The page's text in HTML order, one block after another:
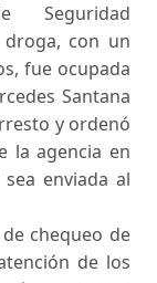
Seguridad
droga, con un
fue ocupada
Santana
y ordenó
la agencia en
enviada al
chequeo de
de los